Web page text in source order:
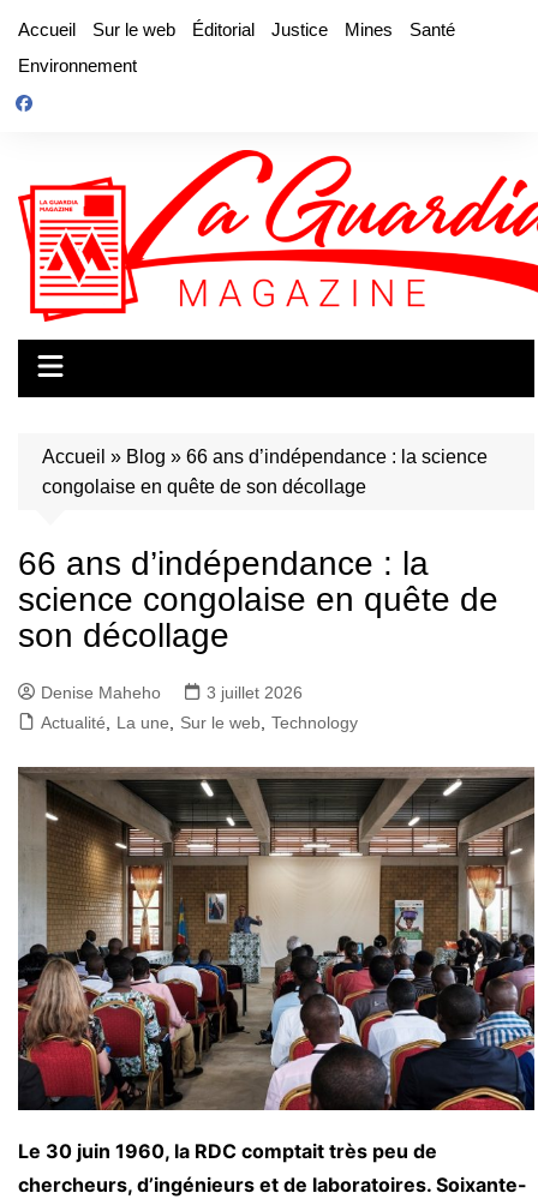
contenu
Accueil Sur le web Éditorial Justice Mines
Santé
Environnement
Accueil » Blog » 66 ans d’indépendance : la science
congolaise en quête de son décollage
66 ans d’indépendance : la
science congolaise en quête de
son décollage
Denise Maheho
3 juillet 2026
Actualité
La une Sur le web Technology
Le 30 juin 1960, la RDC comptait très peu de
chercheurs, d’ingénieurs et de laboratoires. Soixante-